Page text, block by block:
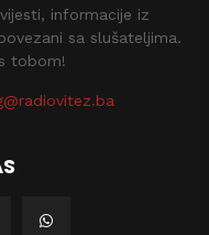
informacije iz
sa slušateljima.
tobom!